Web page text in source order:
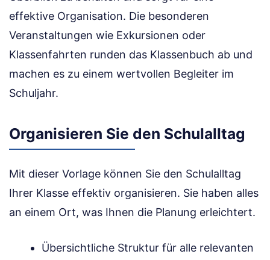
effektive Organisation. Die besonderen
Veranstaltungen wie Exkursionen oder
Klassenfahrten runden das Klassenbuch ab und
machen es zu einem wertvollen Begleiter im
Schuljahr.
Organisieren Sie den Schulalltag
Mit dieser Vorlage können Sie den Schulalltag
Ihrer Klasse effektiv organisieren. Sie haben alles
an einem Ort, was Ihnen die Planung erleichtert.
Übersichtliche Struktur für alle relevanten